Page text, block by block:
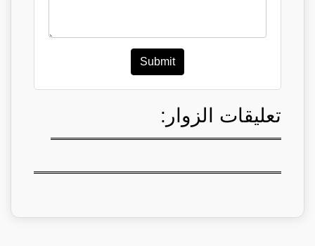
Submit
تعليقات الزوار: